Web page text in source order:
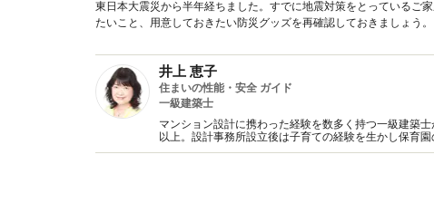
東日本大震災から半年経ちました。すでに地震対策をとっているご
たいこと、用意しておきたい防災グッズを再確認しておきましょう。
井上 恵子
住まいの性能・安全 ガイド
一級建築士
マンション設計に携わった経験を数多く持つ一級建築
以上。設計事務所設立後は子育ての経験を生かし保育
新聞へのコラム連載など。